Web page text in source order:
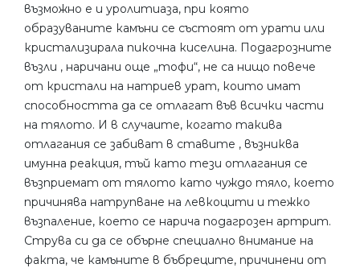
възможно е и уролитиаза, при която
образуваните камъни се състоят от урати или
кристализирала пикочна киселина. Подагрозните
възли , наричани още „тофи“, не са нищо повече
от кристали на натриев урат, които имат
способността да се отлагат във всички части
на тялото. И в случаите, когато такива
отлагания се забиват в ставите , възниква
имунна реакция, тъй като тези отлагания се
възприемат от тялото като чуждо тяло, което
причинява натрупване на левкоцити и тежко
възпаление, което се нарича подагрозен артрит.
Струва си да се обърне специално внимание на
факта, че камъните в бъбреците, причинени от